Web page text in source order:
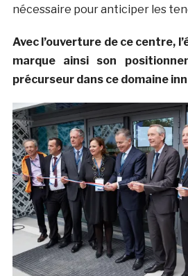
nécessaire pour anticiper les
Avec l’ouverture de ce centre,
marque ainsi son
précurseur dans ce domaine